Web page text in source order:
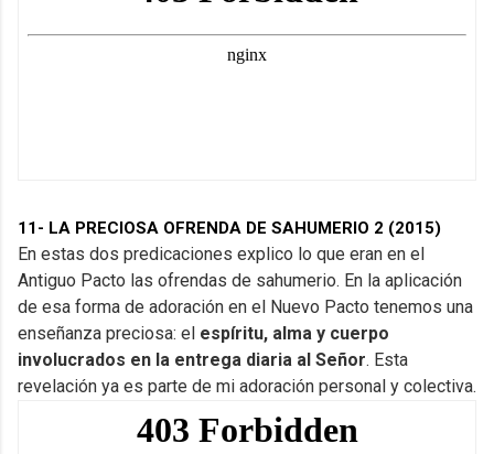
11- LA PRECIOSA OFRENDA DE SAHUMERIO 2 (2015)
En estas dos predicaciones explico lo que eran en el
Antiguo Pacto las ofrendas de sahumerio. En la aplicación
de esa forma de adoración en el Nuevo Pacto tenemos una
enseñanza preciosa: el espíritu, alma y cuerpo
involucrados en la entrega diaria al Señor. Esta
revelación ya es parte de mi adoración personal y colectiva.